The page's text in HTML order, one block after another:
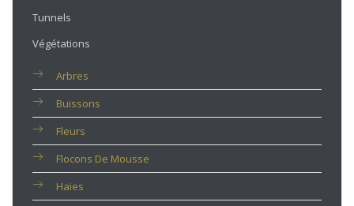
Tunnels
Végétations
Arbres
Buissons
Fleurs
Flocons De Mousse
Haies